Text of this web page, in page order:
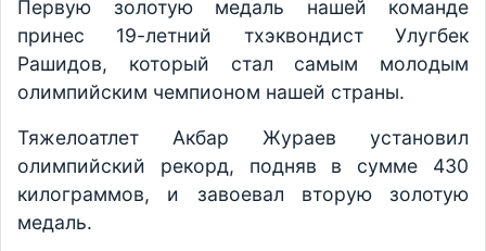
Первую золотую медаль нашей команде
принес 19-летний тхэквондист Улугбек
Рашидов, который стал самым молодым
олимпийским чемпионом нашей страны.
Тяжелоатлет Акбар Жураев установил
олимпийский рекорд, подняв в сумме 430
килограммов, и завоевал вторую золотую
медаль.